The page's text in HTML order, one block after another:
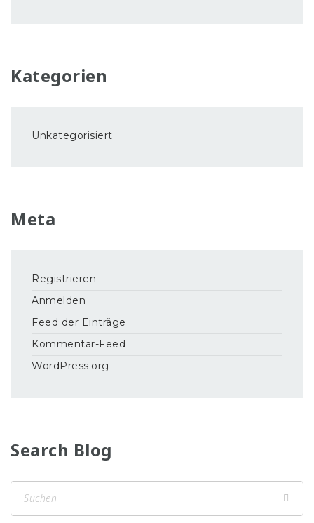
Kategorien
Unkategorisiert
Meta
Registrieren
Anmelden
Feed der Einträge
Kommentar-Feed
WordPress.org
Search Blog